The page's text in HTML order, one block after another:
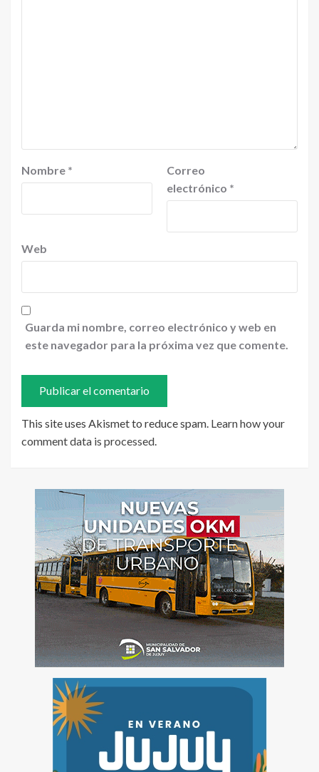
Nombre *
Correo
electrónico *
Web
Guarda mi nombre, correo electrónico y web en
este navegador para la próxima vez que comente.
This site uses Akismet to reduce spam. Learn how your
comment data is processed.